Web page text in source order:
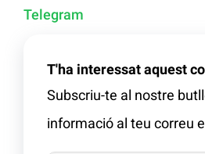
Telegram
T'ha interessat aquest
Subscriu-te al nostre
informació al teu correu